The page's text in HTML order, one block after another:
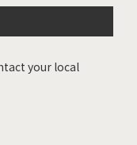
your local